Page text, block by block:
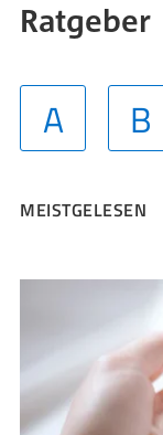
Ratgeber
A B
MEISTGELESEN